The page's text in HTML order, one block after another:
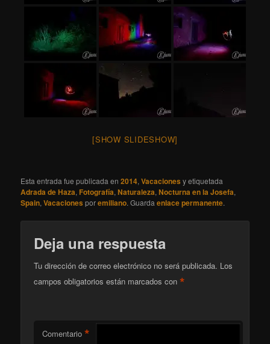
[SHOW SLIDESHOW]
Esta entrada fue publicada en2014,Vacaciones y etiquetada
Adrada de Haza, Fotografía,Naturaleza,Nocturna en la Josefa,
Spain,Vacaciones poremiliano. Guardaenlace permanente.
Deja una respuesta
Tu dirección de correo electrónico no será publicada. Los
campos obligatorios están marcados con*
Comentario *